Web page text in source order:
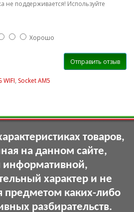
не поддерживается! Используйте
Хорошо
Отправить отзыв
WIFI, Socket AM5
товаров,
на данном сайте,
информативной,
характер и не
предметом каких-либо
разбирательств.